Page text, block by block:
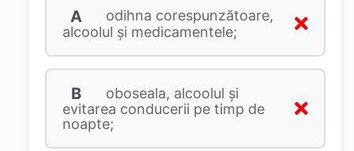
A
odihna corespunzătoare,
alcoolul şi medicamentele;
B
oboseala, alcoolul și
evitarea conducerii pe timp de
noapte;